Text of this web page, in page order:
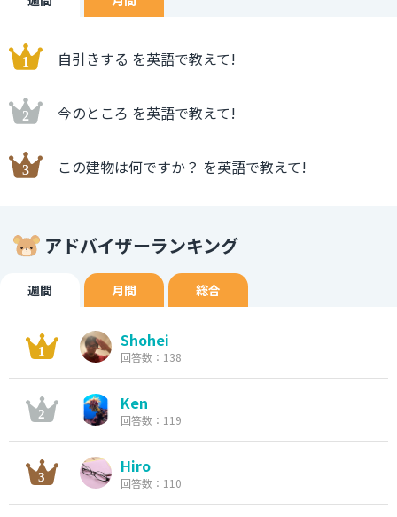
自引きする を英語で教えて!
今のところ を英語で教えて!
この建物は何ですか？ を英語で教えて!
アドバイザーランキング
週間 月間 総合
Shohei
回答数：138
Ken
回答数：119
Hiro
回答数：110